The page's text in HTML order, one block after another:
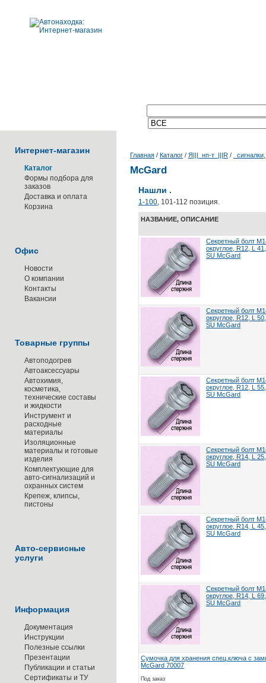
Интернет-магазин
Каталог
Формы подбора для
заказов
Доставка и оплата
Корзина
Офис
Новости
О компании
Контакты
Вакансии
Товарные группы
Автоподогрев
Автоаксессуары
Автохимия,
косметика,
технические составы
и жидкости
Инструмент и
расходные
материалы
Изоляционные
материалы и готовые
изделия
Комплектующие для
авто-сигнализаций и
охранных систем
Крепеж, клипсы,
пистоны
Авто-сервисные
услуги
Информация
Документация
Инструкции
Полезные ссылки
Презентации
Публикации и статьи
Сертификаты и ТУ
Главная / Каталог / Я|||_нп-т_|||R /
McGard
Нашли .
1-100, 101-112 позиция.
НАЗВАНИЕ, ОПИСАНИЕ
Секретный болт
округлое, R12, L
SU McGard
Секретный болт
округлое, R12, L
SU McGard
Секретный болт
округлое, R12, L
SU McGard
Секретный болт
округлое, R14, L
SU McGard
Секретный болт
округлое, R14, L
SU McGard
Секретный болт
округлое, R14, L
SU McGard
Сумочка для хранения спец.ключа с
McGard 70007
Под заказ